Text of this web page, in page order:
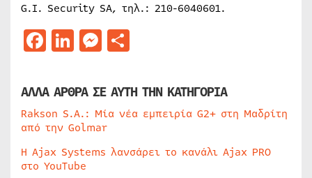
G.I. Security SA, τηλ.: 210-6040601.
Facebook
LinkedIn
Messenger
ΑΛΛΑ ΑΡΘΡΑ ΣΕ ΑΥΤΗ ΤΗΝ ΚΑΤΗΓΟΡΙΑ
Rakson S.A.: Μία νέα εμπειρία G2+ στη Μαδρίτη
από την Golmar
Η Ajax Systems λανσάρει το κανάλι Ajax PRO
στο YouTube